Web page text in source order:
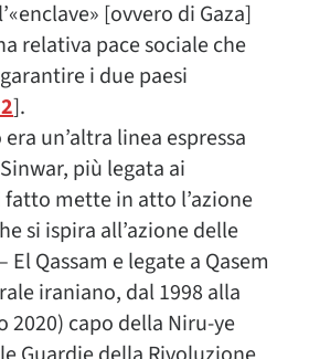
[ovvero di Gaza]
relativa pace sociale che
i due paesi
].
un’altra linea espressa
più legata ai
fatto mette in atto l’azione
si ispira all’azione delle
El Qassam e legate a Qasem
iraniano, dal 1998 alla
2020) capo della Niru-ye